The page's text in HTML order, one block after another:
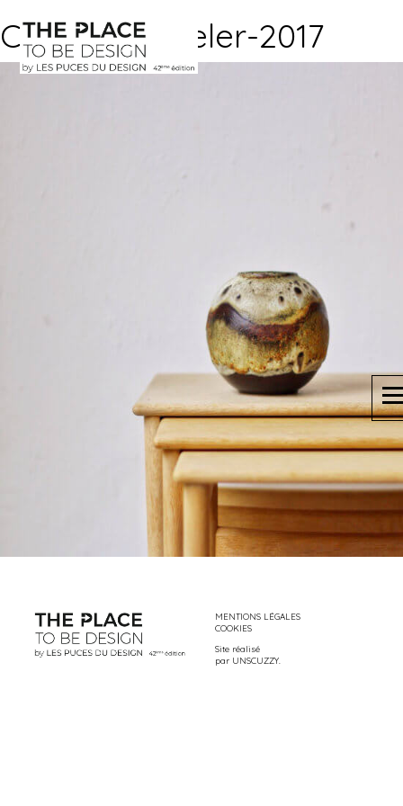
Claudia-Geiseler-2017
MENTIONS LÉGALES
COOKIES
Site réalisé
par UNSCUZZY